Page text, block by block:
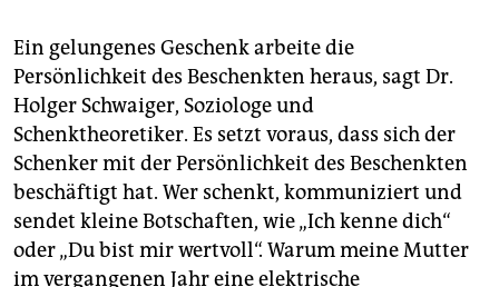
Ein gelungenes Geschenk arbeite die
Persönlichkeit des Beschenkten heraus, sagt Dr.
Holger Schwaiger, Soziologe und
Schenktheoretiker. Es setzt voraus, dass sich der
Schenker mit der Persönlichkeit des Beschenkten
beschäftigt hat. Wer schenkt, kommuniziert und
sendet kleine Botschaften, wie „Ich kenne dich“
oder „Du bist mir wertvoll“. Warum meine Mutter
im vergangenen Jahr eine elektrische